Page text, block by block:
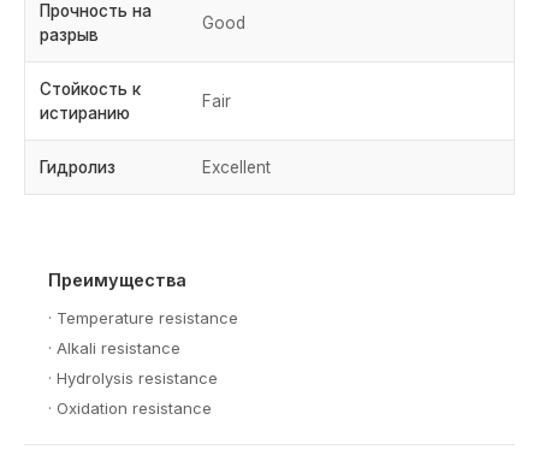
Прочность на
разрыв
Good
Стойкость к
истиранию
Fair
Гидролиз Excellent
Преимущества
· Temperature resistance
· Alkali resistance
· Hydrolysis resistance
· Oxidation resistance